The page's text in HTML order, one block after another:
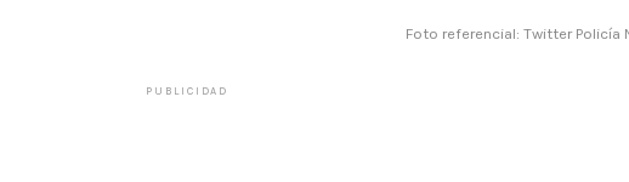
Foto referencial: Twitter Policía
PUBLICIDAD